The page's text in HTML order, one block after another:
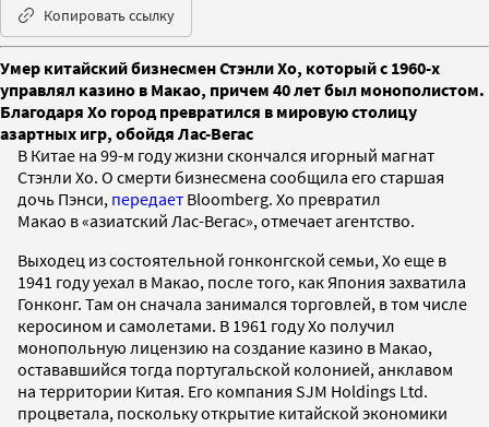
Копировать ссылку
Умер китайский бизнесмен Стэнли Хо, который с 1960-х
управлял казино в Макао, причем 40 лет был монополистом.
Благодаря Хо город превратился в мировую столицу
азартных игр, обойдя Лас-Вегас
В Китае на 99-м году жизни скончался игорный магнат
Стэнли Хо. О смерти бизнесмена сообщила его старшая
дочь Пэнси, передает Bloomberg. Хо превратил
Макао в «азиатский Лас-Вегас», отмечает агентство.
Выходец из состоятельной гонконгской семьи, Хо еще в
1941 году уехал в Макао, после того, как Япония захватила
Гонконг. Там он сначала занимался торговлей, в том числе
керосином и самолетами. В 1961 году Хо получил
монопольную лицензию на создание казино в Макао,
остававшийся тогда португальской колонией, анклавом
на территории Китая. Его компания SJM Holdings Ltd.
процветала, поскольку открытие китайской экономики